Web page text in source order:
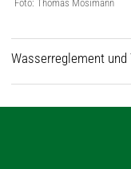
Foto: Thomas Mosimann
Wasserreglement